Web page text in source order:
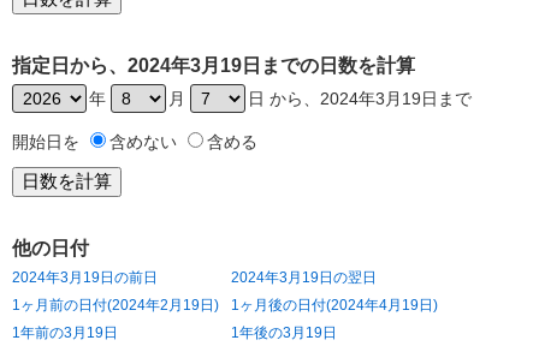
指定日から、2024年3月19日までの日数を計算
年 月 日 から、2024年3月19日まで
開始日を 含めない 含める
他の日付
2024年3月19日の前日
2024年3月19日の翌日
1ヶ月前の日付(2024年2月19日)
1ヶ月後の日付(2024年4月19日)
1年前の3月19日
1年後の3月19日